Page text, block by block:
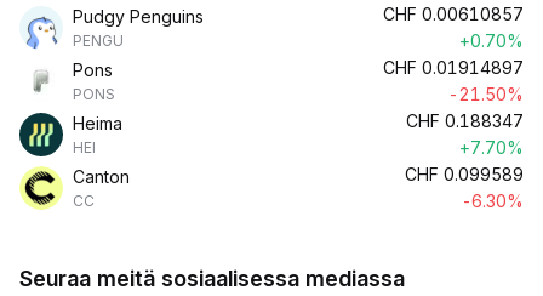
Pudgy Penguins
PENGU
CHF 0.00610857
+0.70%
Pons
PONS
CHF 0.01914897
-21.50%
Heima
HEI
CHF 0.188347
+7.70%
Canton
CC
CHF 0.099589
-6.30%
Seuraa meitä sosiaalisessa mediassa